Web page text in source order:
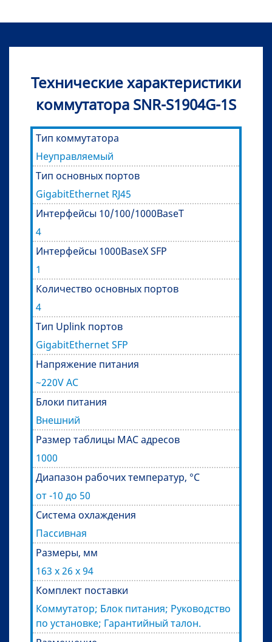
Технические характеристики
коммутатора SNR-S1904G-1S
Тип коммутатора
Неуправляемый
Тип основных портов
GigabitEthernet RJ45
Интерфейсы 10/100/1000BaseT
4
Интерфейсы 1000BaseX SFP
1
Количество основных портов
4
Тип Uplink портов
GigabitEthernet SFP
Напряжение питания
~220V AC
Блоки питания
Внешний
Размер таблицы MAC адресов
1000
Диапазон рабочих температур, °C
от -10 до 50
Система охлаждения
Пассивная
Размеры, мм
163 x 26 x 94
Комплект поставки
Коммутатор; Блок питания; Руководство
по установке; Гарантийный талон.